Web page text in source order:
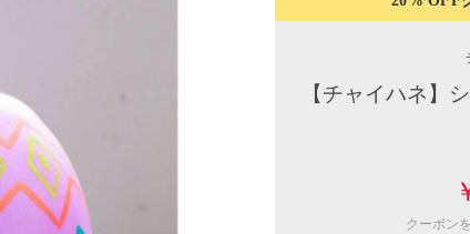
【チャイハネ】
クーポン